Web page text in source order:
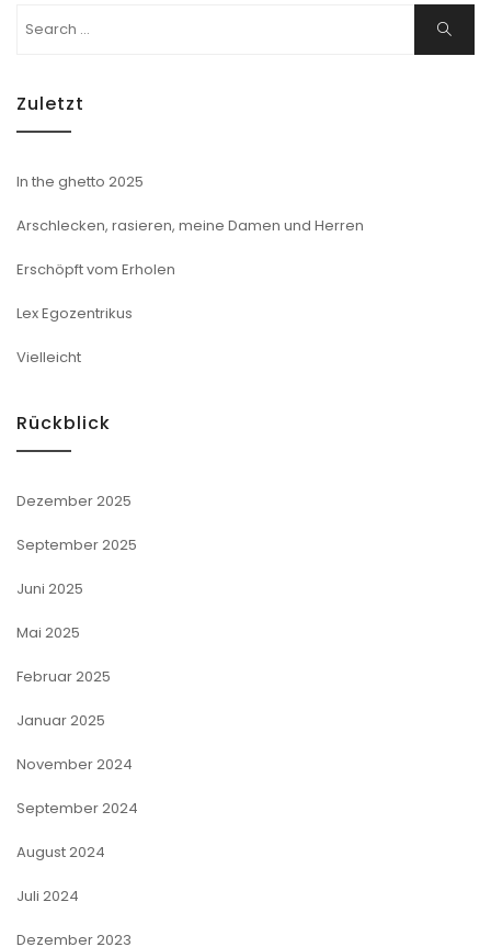
Search
Search
Zuletzt
In the ghetto 2025
Arschlecken, rasieren, meine Damen und Herren
Erschöpft vom Erholen
Lex Egozentrikus
Vielleicht
Rückblick
Dezember 2025
September 2025
Juni 2025
Mai 2025
Februar 2025
Januar 2025
November 2024
September 2024
August 2024
Juli 2024
Dezember 2023